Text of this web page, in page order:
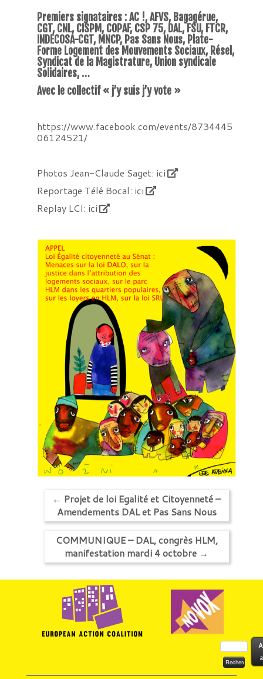
Premiers signataires : AC !, AFVS, Bagagérue,
CGT, CNL, CISPM, COPAF, CSP 75, DAL, FSU, FTCR,
INDECOSA-CGT, MNCP, Pas Sans Nous, Plate-
Forme Logement des Mouvements Sociaux, Résel,
Syndicat de la Magistrature, Union syndicale
Solidaires, …
Avec le collectif « j’y suis j’y vote »
https://www.facebook.com/events/8734445
06124521/
Photos Jean-Claude Saget: ici
Reportage Télé Bocal: ici
Replay LCI: ici
← Projet de loi Egalité et Citoyenneté –
Amendements DAL et Pas Sans Nous
COMMUNIQUE – DAL, congrès HLM,
manifestation mardi 4 octobre →
Rechercher :